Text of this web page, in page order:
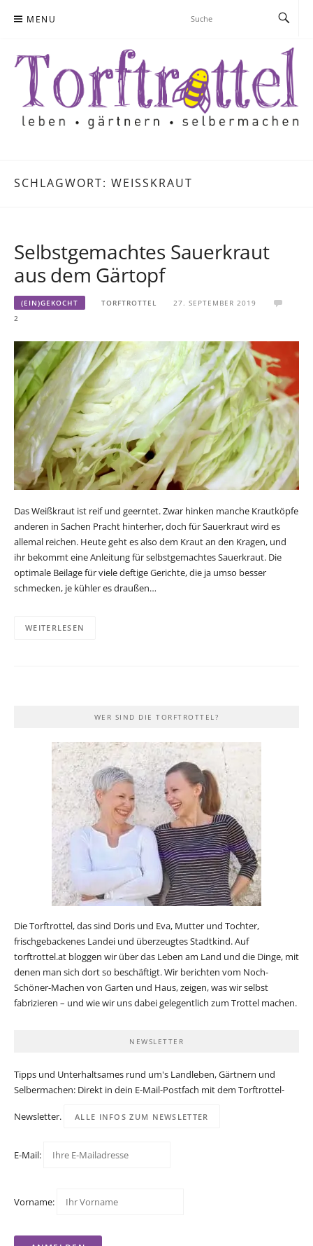
MENU
SCHLAGWORT: WEISSKRAUT
Selbstgemachtes Sauerkraut
aus dem Gärtopf
(EIN)GEKOCHT TORFTROTTEL
27. SEPTEMBER 2019
2
Das Weißkraut ist reif und geerntet. Zwar hinken manche Krautköpfe
anderen in Sachen Pracht hinterher, doch für Sauerkraut wird es
allemal reichen. Heute geht es also dem Kraut an den Kragen, und
ihr bekommt eine Anleitung für selbstgemachtes Sauerkraut. Die
optimale Beilage für viele deftige Gerichte, die ja umso besser
schmecken, je kühler es draußen…
WEITERLESEN
WER SIND DIE TORFTROTTEL?
Die Torftrottel, das sind Doris und Eva, Mutter und Tochter,
frischgebackenes Landei und überzeugtes Stadtkind. Auf
torftrottel.at bloggen wir über das Leben am Land und die Dinge, mit
denen man sich dort so beschäftigt. Wir berichten vom Noch-
Schöner-Machen von Garten und Haus, zeigen, was wir selbst
fabrizieren – und wie wir uns dabei gelegentlich zum Trottel machen.
NEWSLETTER
Tipps und Unterhaltsames rund um's Landleben, Gärtnern und
Selbermachen: Direkt in dein E-Mail-Postfach mit dem Torftrottel-
Newsletter. ALLE INFOS ZUM NEWSLETTER
E-Mail:
Vorname: